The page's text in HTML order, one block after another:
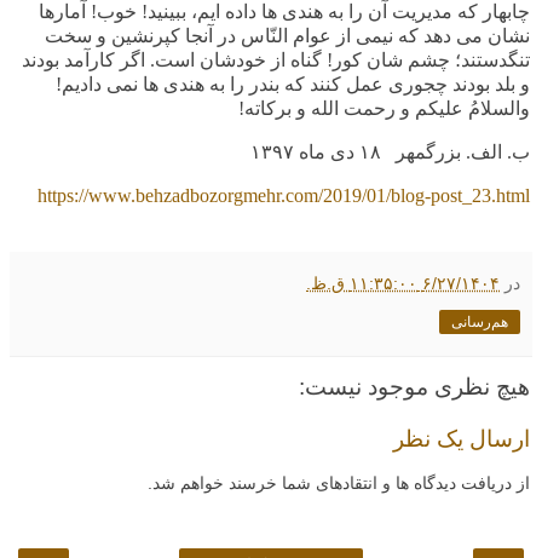
چابهار که مدیریت آن را به هندی ها داده ایم، ببینید! خوب! آمارها
نشان می دهد که نیمی از عوام النّاس در آنجا کپرنشین و سخت
تنگدستند؛ چشم شان کور! گناه از خودشان است. اگر کارآمد بودند
و بلد بودند چجوری عمل کنند که بندر را به هندی ها نمی دادیم!
والسلامُ علیکم و رحمت الله و برکاته!
ب. الف. بزرگمهر ۱۸ دی ماه ۱۳۹۷
https://www.behzadbozorgmehr.com/2019/01/blog-post_23.html
در ۶/۲۷/۱۴۰۴ ۱۱:۳۵:۰۰ ق.ظ.
هم‌رسانی
هیچ نظری موجود نیست:
ارسال یک نظر
از دریافت دیدگاه ها و انتقادهای شما خرسند خواهم شد.